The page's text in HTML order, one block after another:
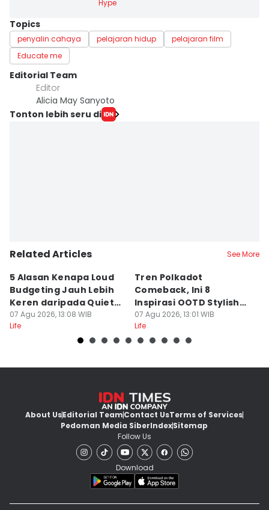
Hype
Topics
penyalin cahaya pelajaran hidup
pelajaran film
Educate me
Editorial Team
Editor
Alicia May Sanyoto
Tonton lebih seru di
Related Articles See More
5 Alasan Kenapa Loud
Budgeting Jauh Lebih
Keren daripada Quiet
Luxury
07 Agu 2026, 13:08 WIB
Life
Tren Polkadot
Comeback, Ini 8
Inspirasi OOTD Stylish
ala Inas Rana
07 Agu 2026, 13:01 WIB
Life
About UsEditorial TeamContact UsTerms of Services
Pedoman Media SiberIndexSitemap
Follow Us
Download